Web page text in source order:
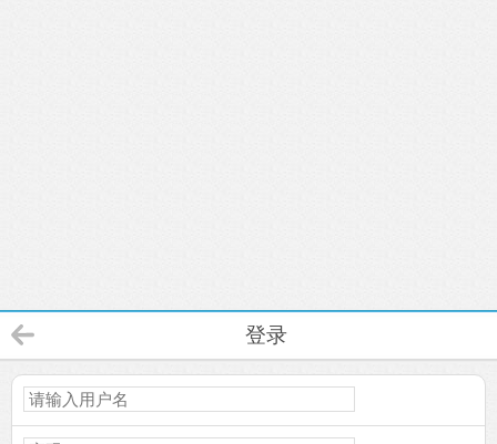
登录